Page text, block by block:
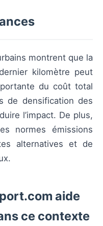
montrent que la
kilomètre peut
du coût total
de densification des
l’impact. De plus,
normes émissions
alternatives et de
aide
ce contexte